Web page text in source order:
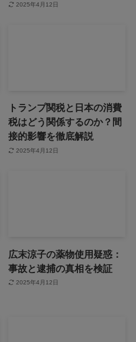
2025年4月12日
トランプ関税と日本の消費
税はどう関係するのか？間
接的影響を徹底解説
2025年4月12日
広末涼子の薬物使用疑惑：
事故と逮捕の真相を検証
2025年4月12日